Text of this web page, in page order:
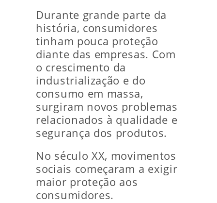
Durante grande parte da
história, consumidores
tinham pouca proteção
diante das empresas. Com
o crescimento da
industrialização e do
consumo em massa,
surgiram novos problemas
relacionados à qualidade e
segurança dos produtos.
No século XX, movimentos
sociais começaram a exigir
maior proteção aos
consumidores.